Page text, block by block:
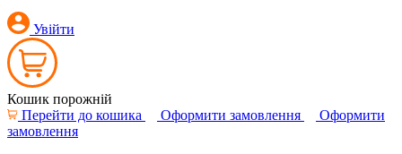
Увійти
Кошик порожній
Перейти до кошика
Оформити замовлення
Оформити
замовлення